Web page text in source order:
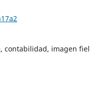
contabilidad, imagen fiel